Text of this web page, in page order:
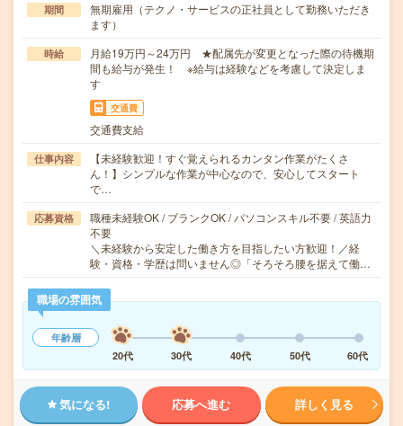
期間
無期雇用（テクノ・サービスの正社員として勤務いただき
ます）
時給
月給19万円～24万円 ★配属先が変更となった際の待機期
間も給与が発生！ ※給与は経験などを考慮して決定しま
す
交通費
交通費支給
仕事内容
【未経験歓迎！すぐ覚えられるカンタン作業がたくさ
ん！】シンプルな作業が中心なので、安心してスタート
で…
応募資格
職種未経験OK / ブランクOK / パソコンスキル不要 / 英語力
不要
＼未経験から安定した働き方を目指したい方歓迎！／経
験・資格・学歴は問いません◎「そろそろ腰を据えて働…
職場の雰囲気
年齢層
20代
30代 40代 50代 60代
気になる! 応募へ進む 詳しく見る